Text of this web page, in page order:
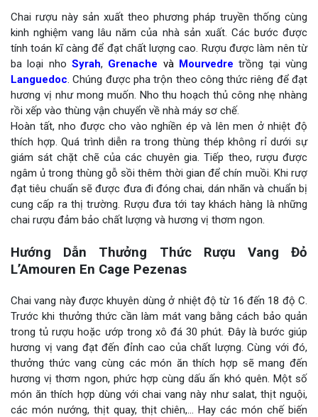
Chai rượu này sản xuất theo phương pháp truyền thống cùng
kinh nghiệm vang lâu năm của nhà sản xuất. Các bước được
tính toán kĩ càng để đạt chất lượng cao. Rượu được làm nên từ
ba loại nho Syrah, Grenache và Mourvedre trồng tại vùng
Languedoc. Chúng được pha trộn theo công thức riêng để đạt
hương vị như mong muốn. Nho thu hoạch thủ công nhẹ nhàng
rồi xếp vào thùng vận chuyển về nhà máy sơ chế.
Hoàn tất, nho được cho vào nghiền ép và lên men ở nhiệt độ
thích hợp. Quá trình diễn ra trong thùng thép không rỉ dưới sự
giám sát chặt chẽ của các chuyên gia. Tiếp theo, rượu được
ngâm ủ trong thùng gỗ sồi thêm thời gian để chín muồi. Khi rượ
đạt tiêu chuẩn sẽ được đưa đi đóng chai, dán nhãn và chuẩn bị
cung cấp ra thị trường. Rượu đưa tới tay khách hàng là những
chai rượu đảm bảo chất lượng và hương vị thơm ngon.
Hướng Dẫn Thưởng Thức Rượu Vang Đỏ
L’Amouren En Cage Pezenas
Chai vang này được khuyên dùng ở nhiệt độ từ 16 đến 18 độ C.
Trước khi thưởng thức cần làm mát vang bằng cách bảo quản
trong tủ rượu hoặc ướp trong xô đá 30 phút. Đây là bước giúp
hương vị vang đạt đến đỉnh cao của chất lượng. Cùng với đó,
thưởng thức vang cùng các món ăn thích hợp sẽ mang đến
hương vị thơm ngon, phức hợp cùng dấu ấn khó quên. Một số
món ăn thích hợp dùng với chai vang này như salat, thịt nguội,
các món nướng, thịt quay, thịt chiên,… Hay các món chế biến